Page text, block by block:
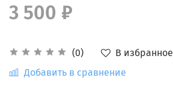
(0)
В избранное
Добавить в сравнение
3 500 ₽